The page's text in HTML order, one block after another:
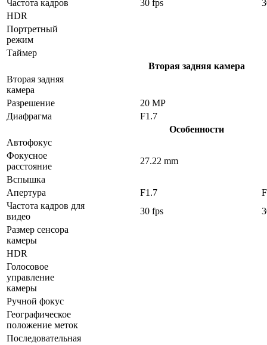
Частота кадров
30 fps
HDR
Портретный
режим
Таймер
Вторая задняя камера
Вторая задняя
камера
Разрешение
20 MP
Диафрагма
F1.7
Особенности
Автофокус
Фокусное
расстояние
27.22 mm
Вспышка
Апертура
F1.7
Частота кадров для
видео
30 fps
Размер сенсора
камеры
HDR
Голосовое
управление
камеры
Ручной фокус
Географическое
положение меток
Последовательная